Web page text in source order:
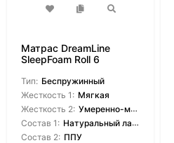
Матрас DreamLine
SleepFoam Roll 6
Тип: Беспружинный
Жесткость 1: Мягкая
Жесткость 2: Умеренно-мягкая
Состав 1: Натуральный латекс
Состав 2: ППУ